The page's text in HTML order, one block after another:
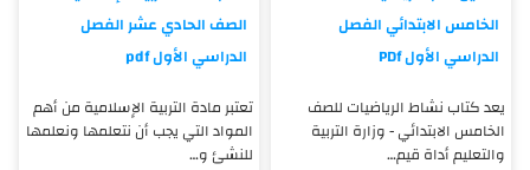
الخامس الابتدائي الفصل
الدراسي الأول PDf
يعد كتاب نشاط الرياضيات للصف
الخامس الابتدائي - وزارة التربية
والتعليم أداة قيم…
الصف الحادي عشر الفصل
الدراسي الأول pdf
تعتبر مادة التربية الإسلامية من أهم
المواد التي يجب أن نتعلمها ونعلمها
للنشئ و…